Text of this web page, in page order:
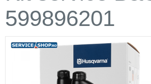
599896201